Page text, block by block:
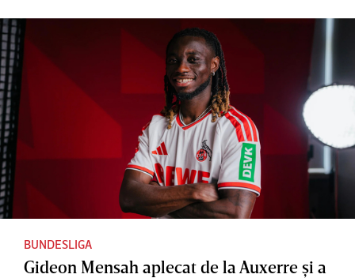
BUNDESLIGA
Gideon Mensah aplecat de la Auxerre şi a